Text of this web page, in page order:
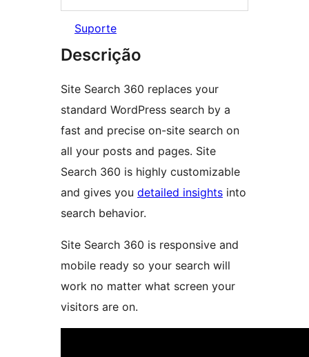
Suporte
Descrição
Site Search 360 replaces your
standard WordPress search by a
fast and precise on-site search on
all your posts and pages. Site
Search 360 is highly customizable
and gives you detailed insights into
search behavior.
Site Search 360 is responsive and
mobile ready so your search will
work no matter what screen your
visitors are on.